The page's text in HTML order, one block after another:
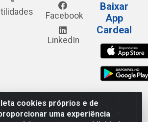
cookies próprios e de
uma experiência
Facebook
LinkedIn
Baixar
App
Cardeal
- Estrada Alto do Moura, 582 - Alto
PE - CEP 55.040-120 - CNPJ